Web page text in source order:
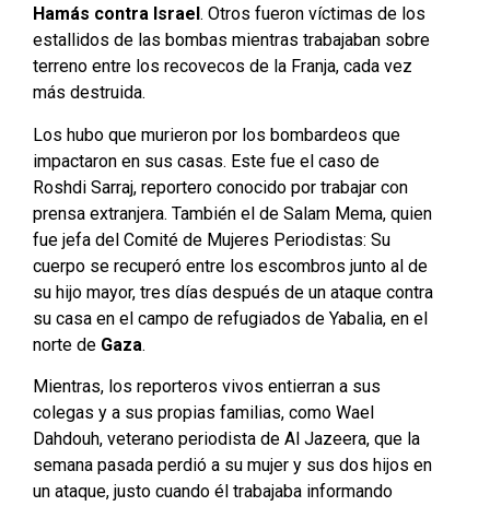
Hamás contra Israel . Otros fueron víctimas de los
estallidos de las bombas mientras trabajaban sobre
terreno entre los recovecos de la Franja, cada vez
más destruida.
Los hubo que murieron por los bombardeos que
impactaron en sus casas. Este fue el caso de
Roshdi Sarraj, reportero conocido por trabajar con
prensa extranjera. También el de Salam Mema, quien
fue jefa del Comité de Mujeres Periodistas: Su
cuerpo se recuperó entre los escombros junto al de
su hijo mayor, tres días después de un ataque contra
su casa en el campo de refugiados de Yabalia, en el
norte de Gaza.
Mientras, los reporteros vivos entierran a sus
colegas y a sus propias familias, como Wael
Dahdouh, veterano periodista de Al Jazeera, que la
semana pasada perdió a su mujer y sus dos hijos en
un ataque, justo cuando él trabajaba informando